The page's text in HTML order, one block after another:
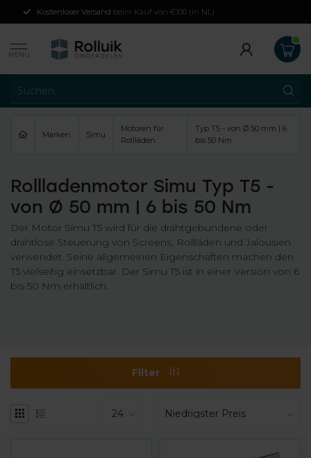
Kostenloser Versand beim Kauf von €100 (in NL)
MENU
Marken Simu
Motoren für
Rollläden
Typ T5 - von Ø 50 mm | 6
bis 50 Nm
Rollladenmotor Simu Typ T5 -
von Ø 50 mm | 6 bis 50 Nm
Der Motor Simu T5 wird für die drahtgebundene oder
drahtlose Steuerung von Screens, Rollläden und Jalousien
verwendet. Seine allgemeinen Eigenschaften machen den
T5 vielseitig einsetzbar. Der Simu T5 ist in einer Version von 6
bis 50 Nm erhältlich.
Filter